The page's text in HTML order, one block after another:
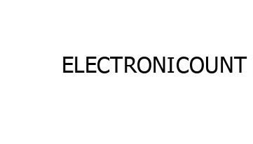
ELECTRONICOUNT |